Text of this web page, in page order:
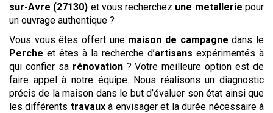
sur-Avre (27130) et vous recherchez une metallerie pour
un ouvrage authentique ?
Vous vous êtes offert une maison de campagne dans le
Perche et êtes à la recherche d’artisans expérimentés à
qui confier sa rénovation? Votre meilleure option est de
faire appel à notre équipe. Nous réalisons un diagnostic
précis de la maison dans le but d’évaluer son état ainsi que
les différents travauxà envisager et la durée nécessaire à